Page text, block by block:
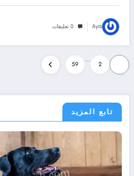
Aya 0 تعليقات
تعدد
صفحات
المقالات
2
…
59
تابع المزيد